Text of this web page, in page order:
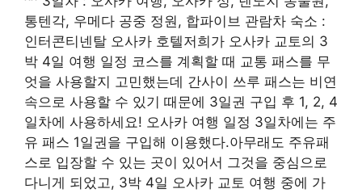
통텐각, 우메다 공중 정원, 합파이브 관람차 숙소 :
인터콘티넨탈 오사카 호텔저희가 오사카 교토의 3
박 4일 여행 일정 코스를 계획할 때 교통 패스를 무
엇을 사용할지 고민했는데 간사이 쓰루 패스는 비연
속으로 사용할 수 있기 때문에 3일권 구입 후 1, 2, 4
일차에 사용하세요! 오사카 여행 일정 3일차에는 주
유 패스 1일권을 구입해 이용했다.아무래도 주유패
스로 입장할 수 있는 곳이 있어서 그것을 중심으로
다니게 되었고, 3박 4일 오사카 교토 여행 중에 가